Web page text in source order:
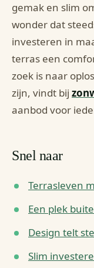
gemak en slim
wonder dat
investeren in
terras een
zoek is naar
zijn, vindt bij
aanbod voor
Snel naar
Terrasleven
Een plek
Design telt
Slim